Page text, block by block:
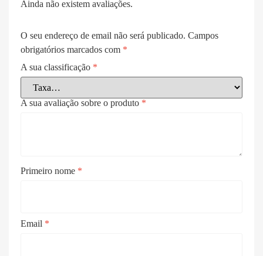
Ainda não existem avaliações.
O seu endereço de email não será publicado. Campos
obrigatórios marcados com *
A sua classificação *
A sua avaliação sobre o produto *
Primeiro nome *
Email *